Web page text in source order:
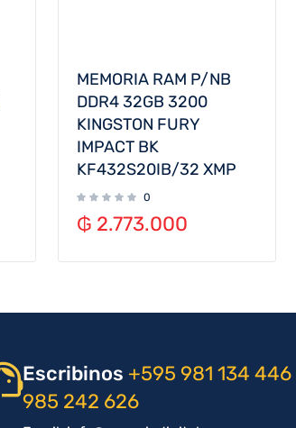
MEMORIA RAM P/NB
DDR4 32GB 3200
KINGSTON FURY
IMPACT BK
KF432S20IB/32 XMP
0
₲ 2.773.000
Escribinos +595 981 134 446
985 242 626